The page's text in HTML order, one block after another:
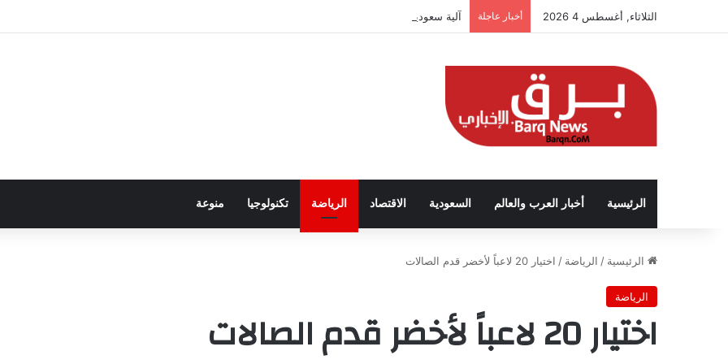
الثلاثاء, أغسطس 4 2026 أخبار عاجلة آلية سعودية تربط الحضور باجتياز الدورات
الرئيسية أخبار العرب والعالم السعودية الاقتصاد الرياضة تكنولوجيا منوعة
الرئيسية / الرياضة / اختيار 20 لاعباً لأخضر قدم الصالات
الرياضة
اختيار 20 لاعباً لأخضر قدم الصالات